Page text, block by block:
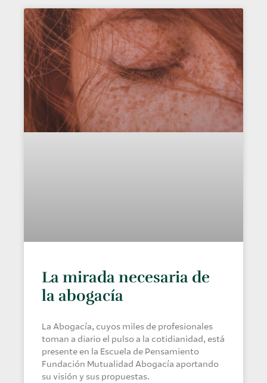
La mirada necesaria de
la abogacía
La Abogacía, cuyos miles de profesionales
toman a diario el pulso a la cotidianidad, está
presente en la Escuela de Pensamiento
Fundación Mutualidad Abogacía aportando
su visión y sus propuestas.